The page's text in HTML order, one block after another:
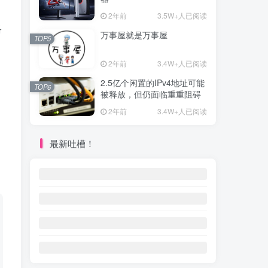
2年前 3.5W+人已阅读
万事屋就是万事屋
2年前 3.4W+人已阅读
TOP5
2.5亿个闲置的IPv4地址可能
被释放，但仍面临重重阻碍
2年前 3.4W+人已阅读
TOP6
最新吐槽！